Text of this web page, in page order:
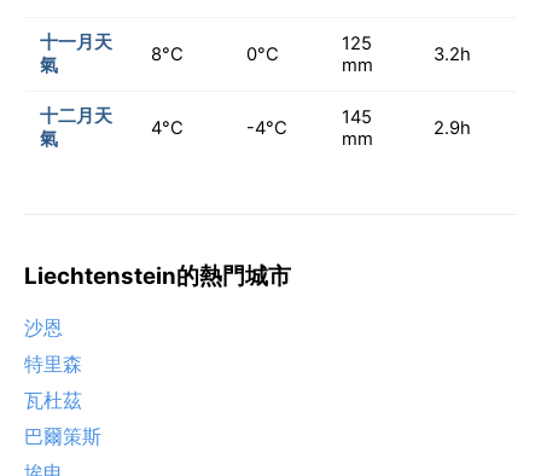
十一月天
氣
8°C 0°C
125
mm
3.2h
十二月天
氣
4°C -4°C
145
mm
2.9h
Liechtenstein的熱門城市
沙恩
特里森
瓦杜茲
巴爾策斯